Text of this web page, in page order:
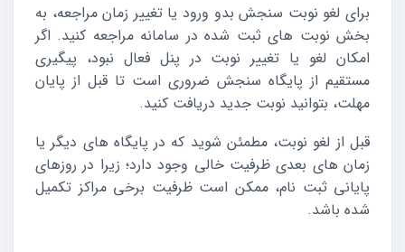
برای لغو نوبت سنجش بدو ورود یا تغییر زمان مراجعه، به
بخش نوبت های ثبت شده در سامانه مراجعه کنید. اگر
امکان لغو یا تغییر نوبت در پنل فعال نبود، پیگیری
مستقیم از پایگاه سنجش ضروری است تا قبل از پایان
مهلت، بتوانید نوبت جدید دریافت کنید.
قبل از لغو نوبت، مطمئن شوید که در پایگاه های دیگر یا
زمان های بعدی ظرفیت خالی وجود دارد؛ زیرا در روزهای
پایانی ثبت نام، ممکن است ظرفیت برخی مراکز تکمیل
شده باشد.